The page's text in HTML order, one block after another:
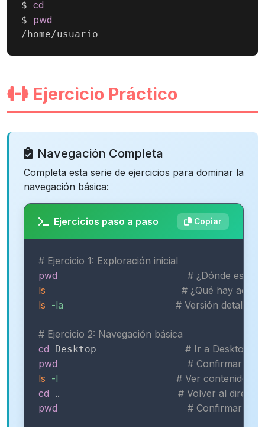
$ cd
$ pwd
/home/usuario
Ejercicio Práctico
Navegación Completa
Completa esta serie de ejercicios para dominar la
navegación básica:
Ejercicios paso a paso Copiar
# Ejercicio 1: Exploración inicial
pwd
# ¿Dónde estoy?
ls
# ¿Qué hay aquí?
ls -la # Versión
# Ejercicio 2: Navegación básica
cd Desktop # Ir a Desktop (si
pwd
# Confirmar
ls -l
# Ver contenido
cd ..
# Volver al
pwd
# Confirmar que